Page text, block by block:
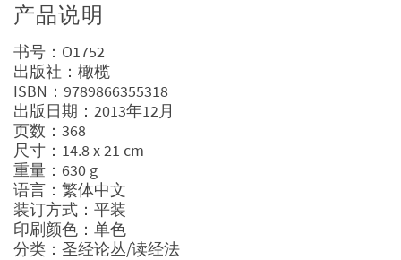
产品说明
书号：O1752
出版社：橄榄
ISBN：9789866355318
出版日期：2013年12月
页数：368
尺寸：14.8 x 21 cm
重量：630 g
语言：繁体中文
装订方式：平装
印刷颜色：单色
分类：圣经论丛/读经法